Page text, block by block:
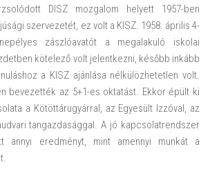
DISZ mozgalom helyett 1957-ben
szervezetét, ez volt a KISZ. 1958. április 4-
zászlóavatót a megalakuló iskolai
kötelező volt jelentkezni, később inkább
a KISZ ajánlása nélkülözhetetlen volt.
bevezették az 5+1-es oktatást. Ekkor épült ki
a Kötöttárugyárral, az Egyesült Izzóval, az
tangazdasággal. A jó kapcsolatrendszer
annyi eredményt, mint amennyi munkát a